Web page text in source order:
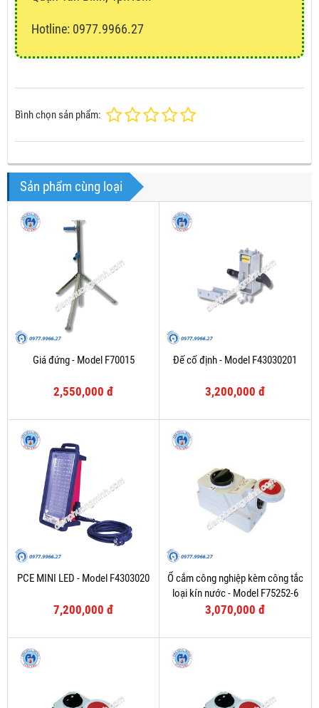
Hotline: 0977.9966.27
Bình chọn sản phẩm:
Sản phẩm cùng loại
Giá đứng - Model F70015
2,550,000 đ
Đế cố định - Model F43030201
3,200,000 đ
PCE MINI LED - Model F4303020
7,200,000 đ
Ổ cắm công nghiệp kèm công tắc
loại kín nước - Model F75252-6
3,070,000 đ